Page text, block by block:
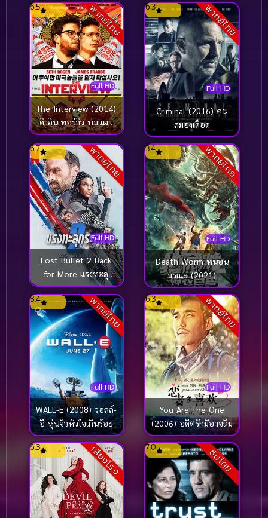
พากย์ไทย
Full HD
6.5
The Interview (2014)
ดิ อินเทอร์วิว บ่มแผน
บ้าไปฆ่าผู้นำ
พากย์ไทย
Full HD
6.3
Criminal (2016) คน
สมองเดือด
พากย์ไทย
Full HD
6.7
Lost Bullet 2 Back
for More แรงทะลุ
กระสุน 2 (2022)
พากย์ไทย
Full HD
3.4
Death Worm หนอน
มรณะ (2021)
พากย์ไทย
Full HD
8.4
WALL-E (2008) วอลล์-
อี หุ่นจิ๋วหัวใจเกินร้อย
พากย์ไทย
Full HD
6.3
You Are The One
(2006) อดีตรักมิอาจลืม
เสียงโรง
6.3 ซับไทย
7.0